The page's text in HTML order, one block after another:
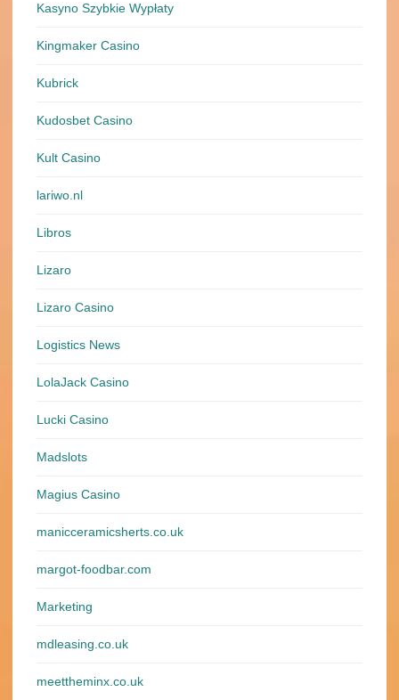
Kasyno Szybkie Wypłaty
Kingmaker Casino
Kubrick
Kudosbet Casino
Kult Casino
lariwo.nl
Libros
Lizaro
Lizaro Casino
Logistics News
LolaJack Casino
Lucki Casino
Madslots
Magius Casino
manicceramicsherts.co.uk
margot-foodbar.com
Marketing
mdleasing.co.uk
meettheminx.co.uk